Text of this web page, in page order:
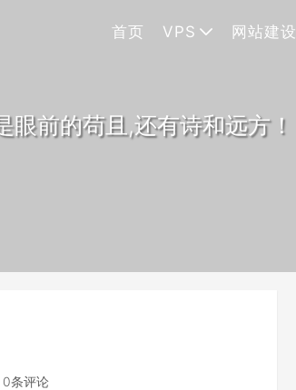
首页 VPS 网站建设
眼前的苟且,还有诗和远方！
0条评论